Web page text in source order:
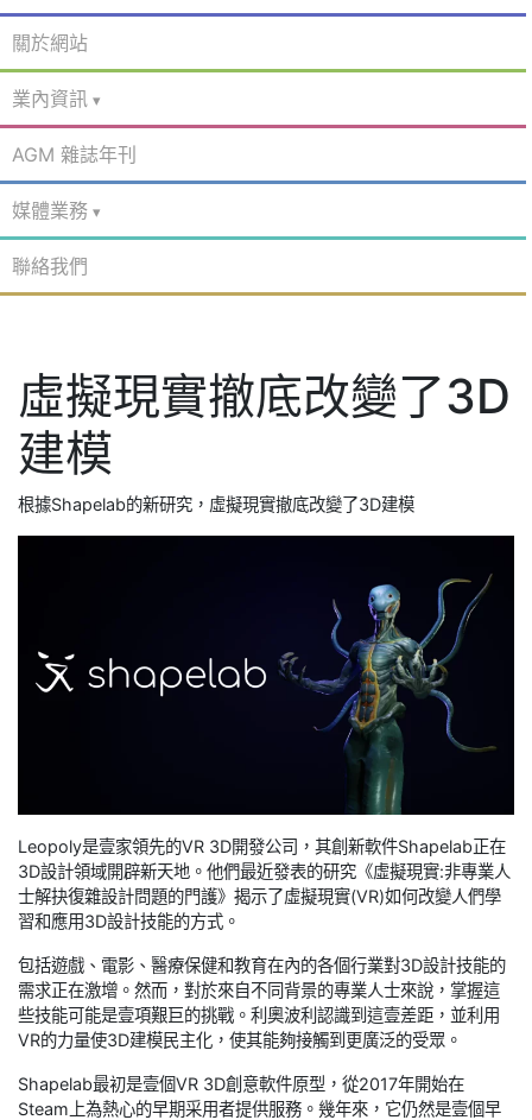
關於網站
業內資訊
AGM 雜誌年刊
媒體業務
聯絡我們
虛擬現實撤底改變了3D
建模
根據Shapelab的新研究，虛擬現實撤底改變了3D建模
Leopoly是壹家領先的VR 3D開發公司，其創新軟件Shapelab正在
3D設計領域開辟新天地。他們最近發表的研究《虛擬現實:非專業人
士解抉復雜設計問題的門護》揭示了虛擬現實(VR)如何改變人們學
習和應用3D設計技能的方式。
包括遊戲、電影、醫療保健和教育在內的各個行業對3D設計技能的
需求正在激增。然而，對於來自不同背景的專業人士來說，掌握這
些技能可能是壹項艱巨的挑戰。利奧波利認識到這壹差距，並利用
VR的力量使3D建模民主化，使其能夠接觸到更廣泛的受眾。
Shapelab最初是壹個VR 3D創意軟件原型，從2017年開始在
Steam上為熱心的早期采用者提供服務。幾年來，它仍然是壹個早